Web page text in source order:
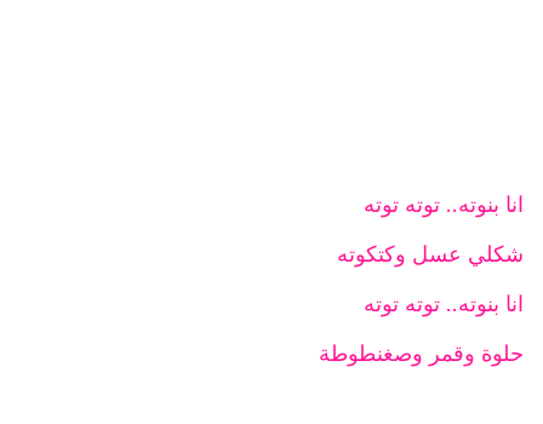
انا بنوته.. توته توته
شكلي عسل وكتكوته
انا بنوته.. توته توته
حلوة وقمر وصغنطوطة